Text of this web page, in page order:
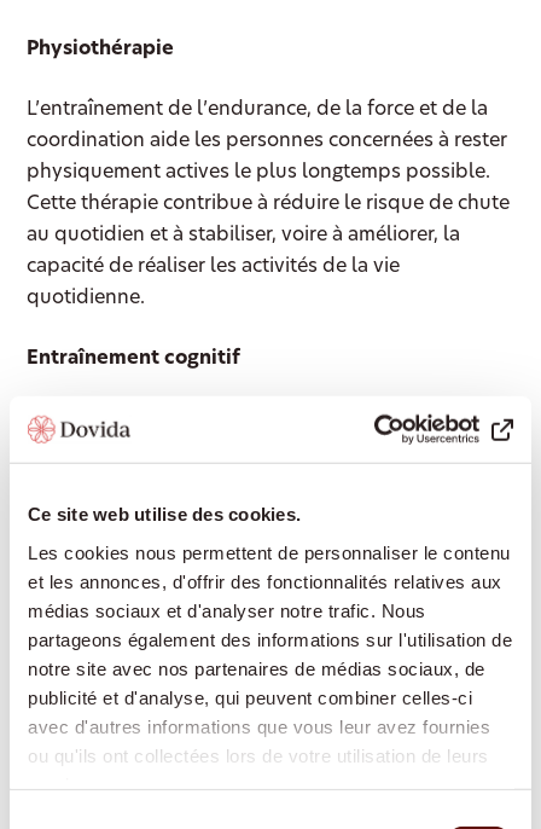
Ce site web utilise des cookies.
Les cookies nous permettent de personnaliser le contenu
et les annonces, d'offrir des fonctionnalités relatives aux
médias sociaux et d'analyser notre trafic. Nous
partageons également des informations sur l'utilisation de
notre site avec nos partenaires de médias sociaux, de
publicité et d'analyse, qui peuvent combiner celles-ci
avec d'autres informations que vous leur avez fournies
ou qu'ils ont collectées lors de votre utilisation de leurs
Physiothérapie
L’entraînement de l’endurance, de la force et de la
coordination aide les personnes concernées à rester
physiquement actives le plus longtemps possible.
Cette thérapie contribue à réduire le risque de chute
au quotidien et à stabiliser, voire à améliorer, la
capacité de réaliser les activités de la vie
quotidienne.
Entraînement cognitif
Les personnes concernées peuvent exercer leurs
capacités de perception et de réflexion aux stades
simples en thérapie individuelle ou de groupe
peuvent être envisagés. Reconnaître les couleurs,
deviner des termes ou compléter des rimes sont
aussi des tâches fréquemment proposées.
Thérapie comportementale
Elle est adaptée au stade précoce de la maladie.
Après le diagnostic, de nombreuses personnes
concernées sont inquiètes et craignent l’avenir.